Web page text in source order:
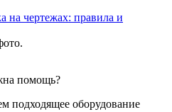
на чертежах: правила и
помощь?
подходящее оборудование